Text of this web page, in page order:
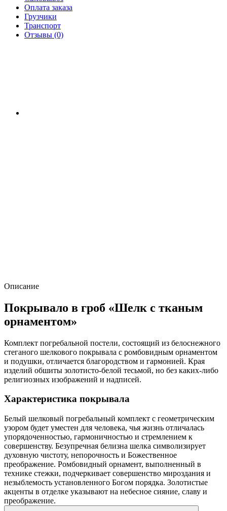
Оплата заказа
Грузчики
Транспорт
Отзывы (0)
Описание
Покрывало в гроб «Шелк с тканым
орнаментом»
Комплект погребальной постели, состоящий из белоснежного
стеганого шелкового покрывала с ромбовидным орнаментом
и подушки, отличается благородством и гармонией. Края
изделий обшиты золотисто-белой тесьмой, но без каких-либо
религиозных изображений и надписей.
Характеристика покрывала
Белый шелковый погребальный комплект с геометрическим
узором будет уместен для человека, чья жизнь отличалась
упорядоченностью, гармоничностью и стремлением к
совершенству. Безупречная белизна шелка символизирует
духовную чистоту, непорочность и Божественное
преображение. Ромбовидный орнамент, выполненный в
технике стежки, подчеркивает совершенство мироздания и
незыблемость установленного Богом порядка. Золотистые
акценты в отделке указывают на небесное сияние, славу и
преображение.